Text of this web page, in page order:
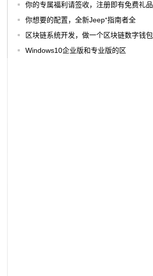
你的专属福利请签收，注册即有免费礼品
你想要的配置，全新Jeep⁺指南者全
区块链系统开发，做一个区块链数字钱包
Windows10企业版和专业版的区